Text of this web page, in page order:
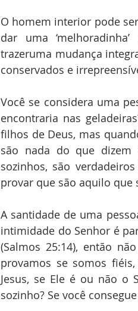
O homem interior pode
dar uma
trazeruma mudança
conservados e
Você se considera uma
encontraria nas
filhos de Deus, mas
são nada do que dizem
sozinhos, são
provar que são aquilo que
A santidade de uma
intimidade do Senhor é
(Salmos 25:14), então
provamos se somos
Jesus, se Ele é ou não o
sozinho? Se você